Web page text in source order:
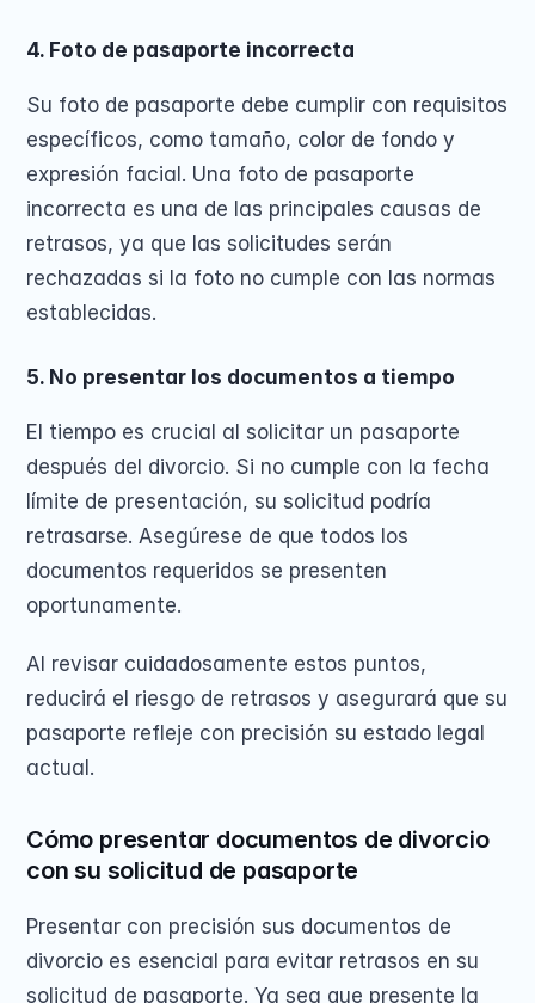
4. Foto de pasaporte incorrecta
Su foto de pasaporte debe cumplir con requisitos
específicos, como tamaño, color de fondo y
expresión facial. Una foto de pasaporte
incorrecta es una de las principales causas de
retrasos, ya que las solicitudes serán
rechazadas si la foto no cumple con las normas
establecidas.
5. No presentar los documentos a tiempo
El tiempo es crucial al solicitar un pasaporte
después del divorcio. Si no cumple con la fecha
límite de presentación, su solicitud podría
retrasarse. Asegúrese de que todos los
documentos requeridos se presenten
oportunamente.
Al revisar cuidadosamente estos puntos,
reducirá el riesgo de retrasos y asegurará que su
pasaporte refleje con precisión su estado legal
actual.
Cómo presentar documentos de divorcio
con su solicitud de pasaporte
Presentar con precisión sus documentos de
divorcio es esencial para evitar retrasos en su
solicitud de pasaporte. Ya sea que presente la